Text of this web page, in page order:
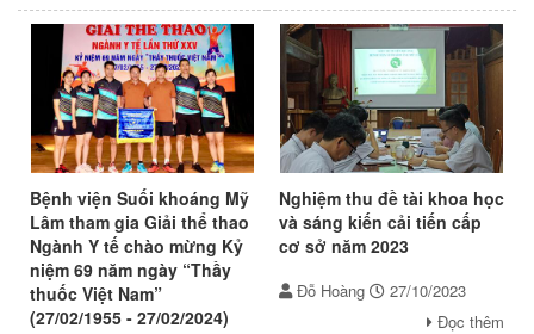
Bệnh viện Suối khoáng Mỹ
Lâm tham gia Giải thể thao
Ngành Y tế chào mừng Kỷ
niệm 69 năm ngày “Thầy
thuốc Việt Nam”
(27/02/1955 - 27/02/2024)
Nghiệm thu đề tài khoa học
và sáng kiến cải tiến cấp
cơ sở năm 2023
Đỗ Hoàng
27/10/2023
Đọc thêm